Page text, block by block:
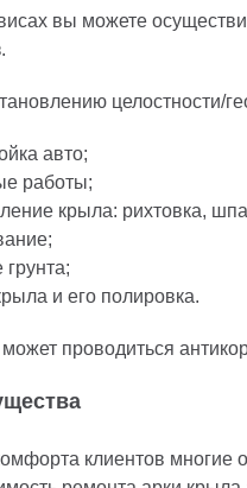
вы можете
целостности/
авто;
работы;
крыла: рихтовка,
и его полировка.
проводиться
клиентов